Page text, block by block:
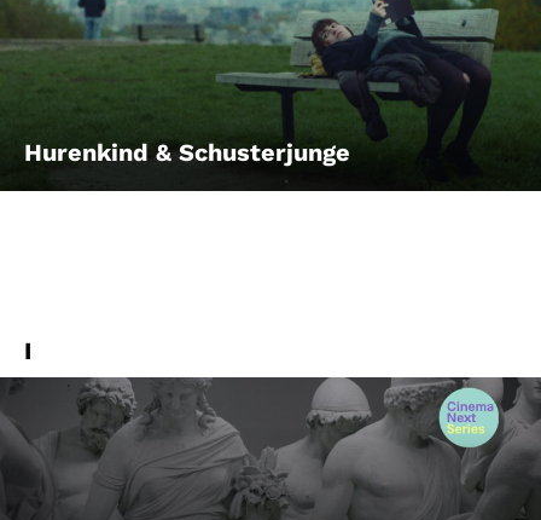
Hurenkind & Schusterjunge
I